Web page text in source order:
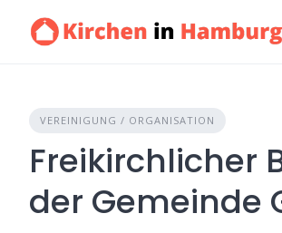
VEREINIGUNG / ORGANISATION
Freikirchlicher
der Gemeinde